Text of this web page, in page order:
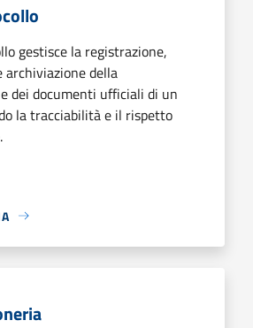
gestisce la registrazione,
archiviazione della
dei documenti ufficiali di un
la tracciabilità e il rispetto